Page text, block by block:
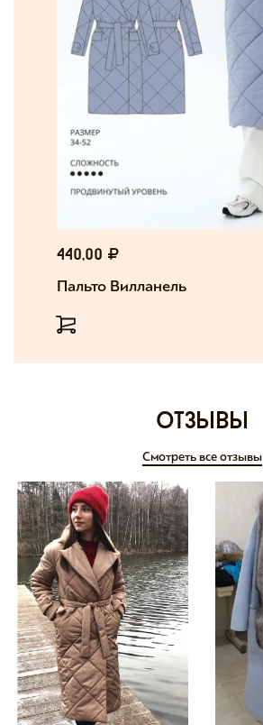
440,00
Пальто Вилланель
отзывы
Смотреть все отзывы